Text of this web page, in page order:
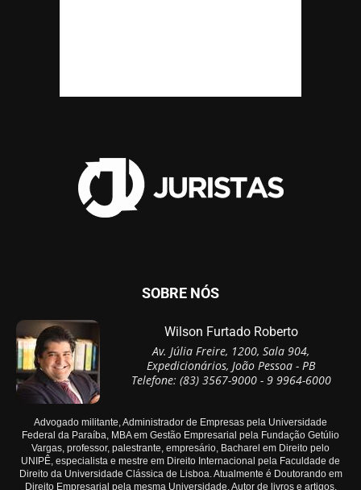
SOBRE NÓS
Wilson Furtado Roberto
Av. Júlia Freire, 1200, Sala 904,
Expedicionários, João Pessoa - PB
Telefone: (83) 3567-9000 - 9 9964-6000
Advogado militante, Administrador de Empresas pela Universidade
Federal da Paraíba, MBA em Gestão Empresarial pela Fundação Getúlio
Vargas, professor, palestrante, empresário, Bacharel em Direito pelo
UNIPÊ, especialista e mestre em Direito Internacional pela Faculdade de
Direito da Universidade Clássica de Lisboa. Atualmente é Doutorando em
Direito Empresarial pela mesma Universidade. Autor de livros e artigos.